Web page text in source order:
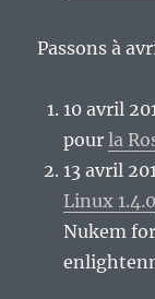
Passons à
10 avril
pourla
13 avril
Linux 1.4.0
Nukem